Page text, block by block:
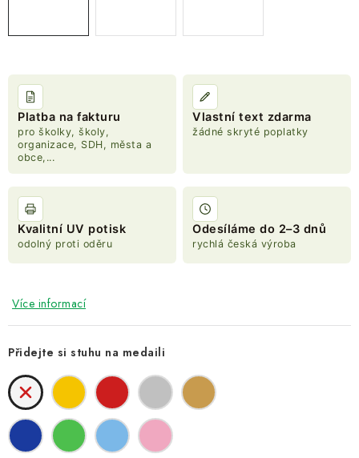
Platba na fakturu
pro školky, školy,
organizace, SDH, města a
obce,...
Vlastní text zdarma
žádné skryté poplatky
Kvalitní UV potisk
odolný proti oděru
Odesíláme do 2–3 dnů
rychlá česká výroba
Více informací
Přidejte si stuhu na medaili